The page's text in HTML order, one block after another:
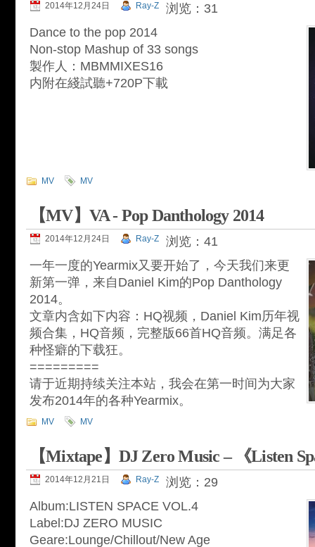
2014年12月24日 Ray-Z
浏览：31
Dance to the pop 2014
Non-stop Mashup of 33 songs
製作人：MBMMIXES16
内附在綫試聽+720P下載
MV MV
【MV】VA - Pop Danthology 2014
2014年12月24日 Ray-Z
浏览：41
一年一度的Yearmix又要开始了，今天我们来更
新第一弹，来自Daniel Kim的Pop Danthology
2014。
文章内含如下内容：HQ视频，Daniel Kim历年视
频合集，HQ音频，完整版66首HQ音频。满足各
种怪癖的下载狂。
=========
请于近期持续关注本站，我会在第一时间为大家
发布2014年的各种Yearmix。
MV MV
【Mixtape】DJ Zero Music – 《Listen
2014年12月21日 Ray-Z
浏览：29
Album:LISTEN SPACE VOL.4
Label:DJ ZERO MUSIC
Geare:Lounge/Chillout/New Age